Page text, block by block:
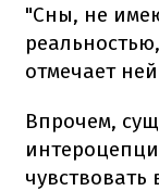
"Сны, не
отмечает
Впрочем,
чувствовать